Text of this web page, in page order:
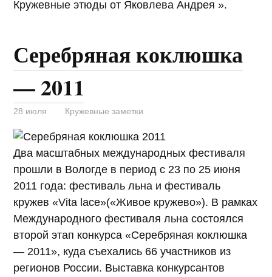
Кружевные этюды от Яковлева Андрея ».
Серебряная коклюшка
— 2011
28 июля Кружевные заметки
Два масштабных международных фестиваля
прошли в Вологде в период с 23 по 25 июня
2011 года: фестиваль льна и фестиваль
кружев «Vita lace»(«Живое кружево»). В рамках
Международного фестиваля льна состоялся
второй этап конкурса «Серебряная коклюшка
— 2011», куда съехались 66 участников из
регионов России. Выставка конкурсантов